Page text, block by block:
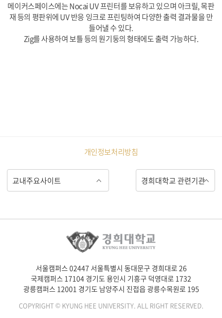
메이커스페이스에는 Nocai UV 프린터를 보유하고 있으며 아크릴, 목판
재 등의 평판위에 UV 반응 잉크로 프린팅하여 다양한 출력 결과물을 만
들어낼 수 있다.
Zig를 사용하여 보틀 등의 원기둥의 형태에도 출력 가능하다.
개인정보처리방침
서울캠퍼스 02447 서울특별시 동대문구 경희대로 26
국제캠퍼스 17104 경기도 용인시 기흥구 덕영대로 1732
광릉캠퍼스 12001 경기도 남양주시 진접읍 광릉수목원로 195
COPYRIGHT © KYUNG HEE UNIVERSITY. ALL RIGHT RESERVED.